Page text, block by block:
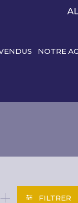
NOTRE
FILTRER